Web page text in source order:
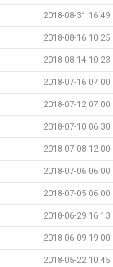
2018-08-31 16:49
2018-08-16 10:25
2018-08-14 10:23
2018-07-16 07:00
2018-07-12 07:00
2018-07-10 06:30
2018-07-08 12:00
2018-07-06 06:00
2018-07-05 06:00
2018-06-29 16:13
2018-06-09 19:00
2018-05-22 10:45